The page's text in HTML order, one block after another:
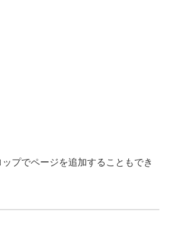
プでページを追加することもでき